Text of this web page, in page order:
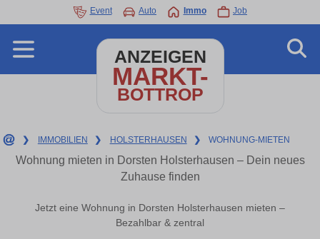
Event Auto Immo Job
ANZEIGEN
MARKT-
BOTTROP
❯ IMMOBILIEN ❯ HOLSTERHAUSEN ❯ WOHNUNG-MIETEN
Wohnung mieten in Dorsten Holsterhausen – Dein neues
Zuhause finden
Jetzt eine Wohnung in Dorsten Holsterhausen mieten –
Bezahlbar & zentral